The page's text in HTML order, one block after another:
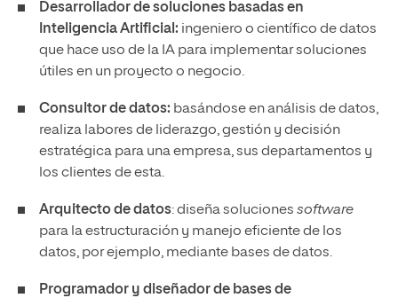
Desarrollador de soluciones basadas en
Inteligencia Artificial: ingeniero o científico de datos
que hace uso de la IA para implementar soluciones
útiles en un proyecto o negocio.
Consultor de datos: basándose en análisis de datos,
realiza labores de liderazgo, gestión y decisión
estratégica para una empresa, sus departamentos y
los clientes de esta.
Arquitecto de datos: diseña soluciones software
para la estructuración y manejo eficiente de los
datos, por ejemplo, mediante bases de datos.
Programador y diseñador de bases de